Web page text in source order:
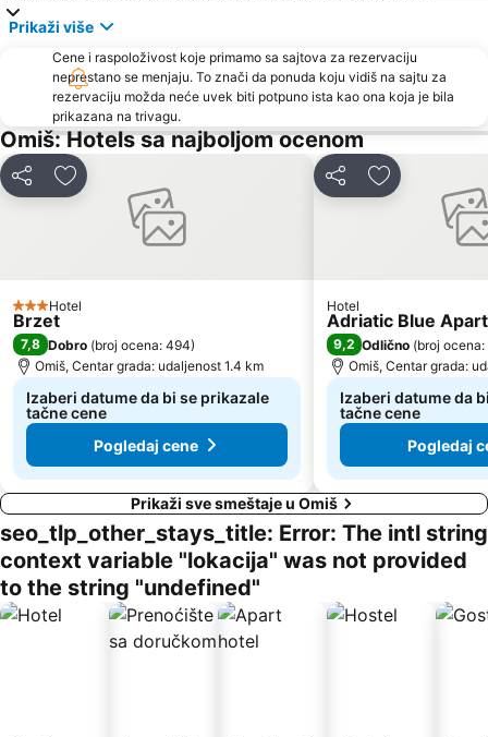
Donja Luka
Pakleni Otoci
Prikaži više
Cene i raspoloživost koje primamo sa sajtova za rezervaciju
neprestano se menjaju. To znači da ponuda koju vidiš na sajtu za
rezervaciju možda neće uvek biti potpuno ista kao ona koja je bila
prikazana na trivagu.
Omiš: Hotels sa najboljom ocenom
Deli Dodati u favorite
3 Zvezdice
Hotel
Brzet
7,8 Dobro (broj ocena: 494)
Omiš, Centar grada: udaljenost 1.4 km
Izaberi datume da bi se prikazale
tačne cene
Pogledaj cene
Deli Dodati u
Hotel
Adriatic Blue
9,2 Odlično (broj ocena:
Omiš, Centar grada:
Izaberi datume da
tačne cene
Pogledaj
Prikaži sve smeštaje u Omiš
seo_tlp_other_stays_title: Error: The intl string
context variable "lokacija" was not provided
to the string "undefined"